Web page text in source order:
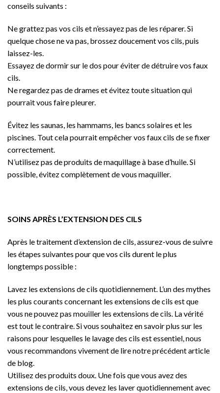
conseils suivants :
Ne grattez pas vos cils et n’essayez pas de les réparer. Si
quelque chose ne va pas, brossez doucement vos cils, puis
laissez-les.
Essayez de dormir sur le dos pour éviter de détruire vos faux
cils.
Ne regardez pas de drames et évitez toute situation qui
pourrait vous faire pleurer.
Évitez les saunas, les hammams, les bancs solaires et les
piscines. Tout cela pourrait empêcher vos faux cils de se fixer
correctement.
N’utilisez pas de produits de maquillage à base d’huile. Si
possible, évitez complètement de vous maquiller.
SOINS APRÈS L’EXTENSION DES CILS
Après le traitement d’extension de cils, assurez-vous de suivre
les étapes suivantes pour que vos cils durent le plus
longtemps possible :
Lavez les extensions de cils quotidiennement. L’un des mythes
les plus courants concernant les extensions de cils est que
vous ne pouvez pas mouiller les extensions de cils. La vérité
est tout le contraire. Si vous souhaitez en savoir plus sur les
raisons pour lesquelles le lavage des cils est essentiel, nous
vous recommandons vivement de lire notre précédent article
de blog.
Utilisez des produits doux. Une fois que vous avez des
extensions de cils, vous devez les laver quotidiennement avec